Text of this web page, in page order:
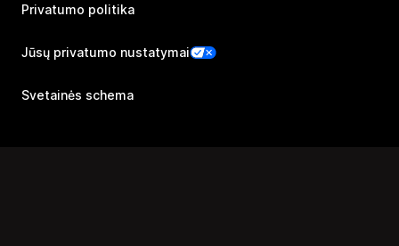
Privatumo politika
Jūsų privatumo nustatymai
Svetainės schema